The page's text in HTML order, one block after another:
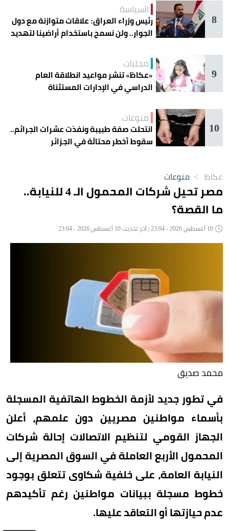
8
السياسة
رئيس وزراء العراق: علاقات متوازنة مع دول
الجوار.. ولن نسمح باستخدام أراضينا لتهديد
9
محليات
«عكاظ» تنشر مواعيد انطلاقة العام
الدراسي في الإدارات المستثناة
10
منوعات
انتحلت صفة طبيبة ونفذت عشرات الجرائم..
سقوط أخطر محتالَة في الجزائر
عكاظ > منوعات
مصر تحيل شركات المحمول الـ 4 للنيابة..
ما القصة؟
محمد صديق
في تطور جديد لأزمة الخطوط الهاتفية المسجلة
بأسماء مواطنين مصريين دون علمهم، أعلن
الجهاز القومي لتنظيم الاتصالات إحالة شركات
المحمول الأربع العاملة في السوق المصرية إلى
النيابة العامة، على خلفية شكاوى تتعلق بوجود
خطوط مسجلة ببيانات مواطنين رغم تأكيدهم
عدم حيازتها أو التعاقد عليها.